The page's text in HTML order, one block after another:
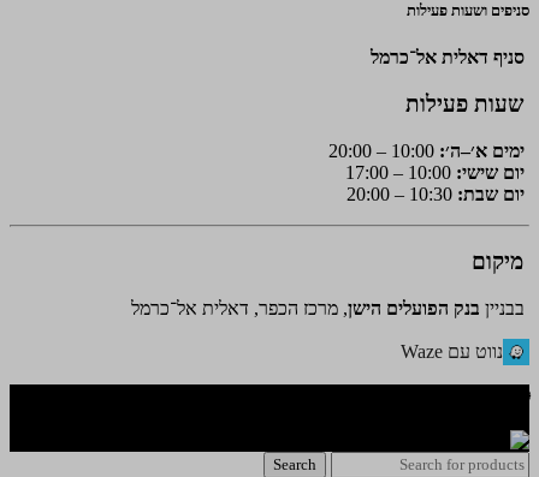
סניפים ושעות פעילות
סניף דאלית אל־כרמל
שעות פעילות
ימים א׳–ה׳:
יום שישי:
יום שבת:
מיקום
בבניין בנק הפועלים הישן, מרכז הכפר, דאלית אל־כרמל
נווט עם Waze
Search